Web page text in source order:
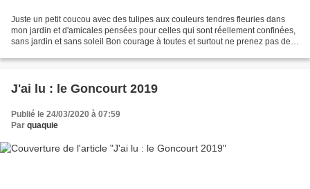
Juste un petit coucou avec des tulipes aux couleurs tendres fleuries dans
mon jardin et d'amicales pensées pour celles qui sont réellement confinées,
sans jardin et sans soleil Bon courage à toutes et surtout ne prenez pas de
J'ai lu : le Goncourt 2019
Publié le 24/03/2020 à 07:59
Par quaquie